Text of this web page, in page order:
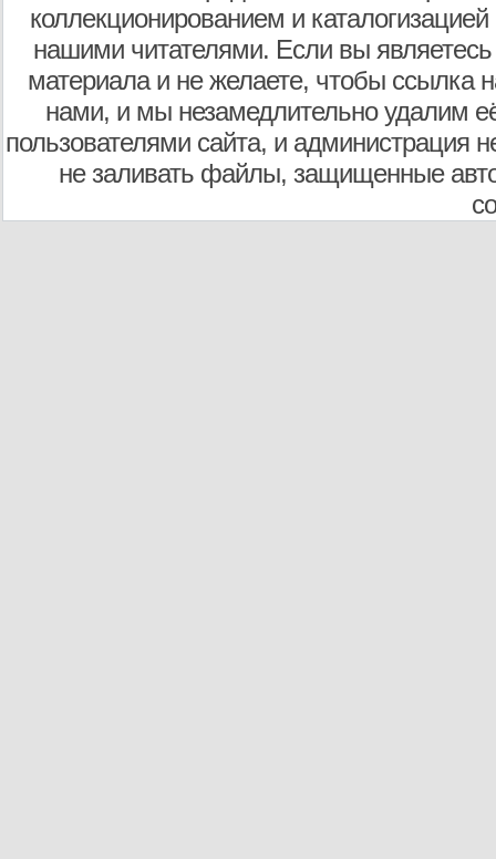
коллекционированием и
нашими читателями. Если вы являетесь
материала и не желаете, чтобы ссылка
нами, и мы незамедлительно удалим
пользователями сайта, и администрация
не заливать файлы, защищенные